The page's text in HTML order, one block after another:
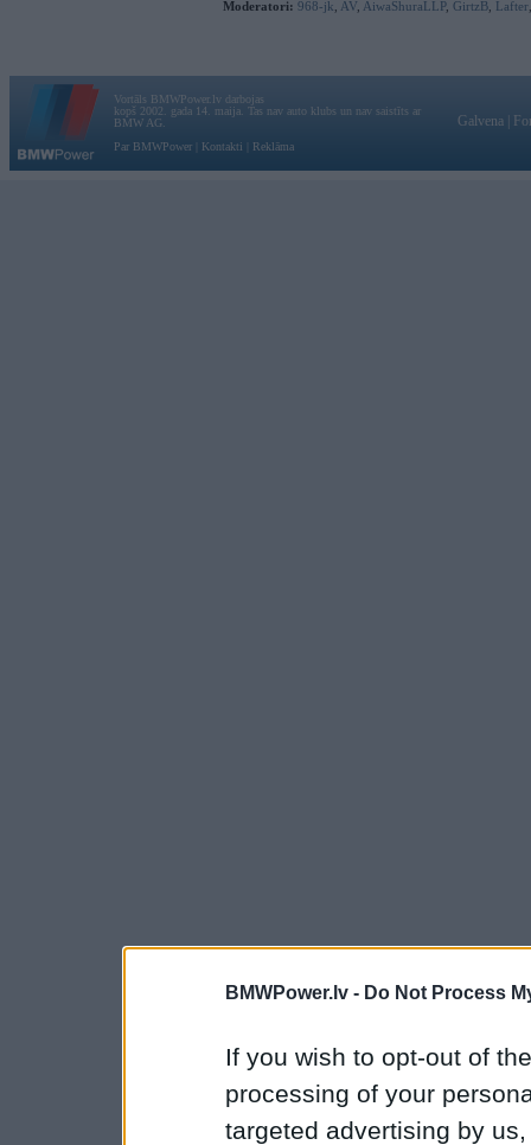
BMWPower.lv - Do Not Process
If you wish to opt-out of
processing of your
targeted advertising by
Moderatori: 968-jk AV AiwaShuraLLP, GirtzB Lafter
Vortāls BMWPower.lv darbojas
kopš 2002. gada 14. maija. Tas nav auto klubs un nav saistīts ar
BMW AG.
Par BMWPower
Kontakti Reklāma
Galvena